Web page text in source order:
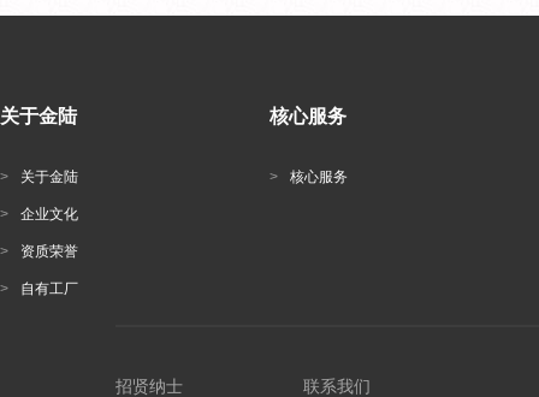
关于金陆
> 关于金陆
> 企业文化
> 资质荣誉
> 自有工厂
核心服务
> 核心服务
招贤纳士 联系我们